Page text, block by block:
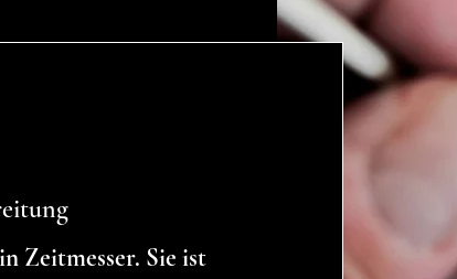
Zeitmesser. Sie ist